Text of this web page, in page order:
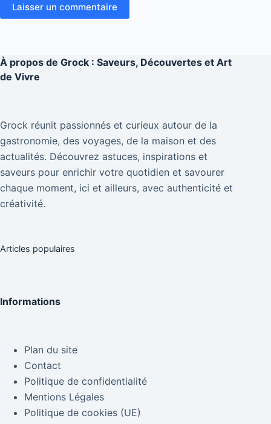
Laisser un commentaire
À propos de Grock : Saveurs, Découvertes et Art
de Vivre
Grock réunit passionnés et curieux autour de la
gastronomie, des voyages, de la maison et des
actualités. Découvrez astuces, inspirations et
saveurs pour enrichir votre quotidien et savourer
chaque moment, ici et ailleurs, avec authenticité et
créativité.
Articles populaires
Informations
Plan du site
Contact
Politique de confidentialité
Mentions Légales
Politique de cookies (UE)